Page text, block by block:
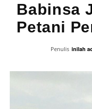
Babinsa
Petani
Penulis inilah